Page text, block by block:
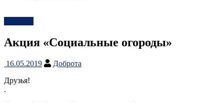
Акция «Социальные огороды»
16.05.2019
Доброта
Друзья!
.